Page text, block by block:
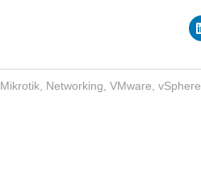
Mikrotik Networking ,VMware ,vSphere